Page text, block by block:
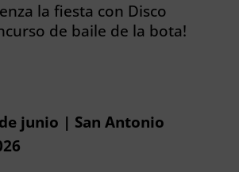
la fiesta con Disco
de baile de la bota!
junio | San Antonio